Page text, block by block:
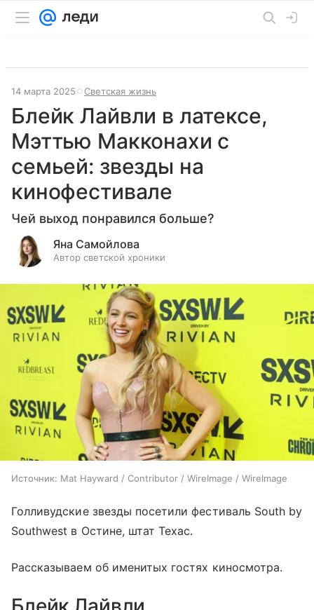
14 марта 2025 Светская жизнь
Блейк Лайвли в латексе,
Мэттью Макконахи с
семьей: звезды на
кинофестивале
Чей выход понравился больше?
Яна Самойлова
Автор светской хроники
Источник: Mat Hayward / Contributor / WireImage / WireImage
Голливудские звезды посетили фестиваль South by
Southwest в Остине, штат Техас.
Рассказываем об именитых гостях киносмотра.